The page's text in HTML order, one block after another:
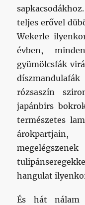
teljes erővel
Wekerle
évben,
gyümölcsfák
rózsaszín
japánbirs
természetes
hangulat
És hát nálam